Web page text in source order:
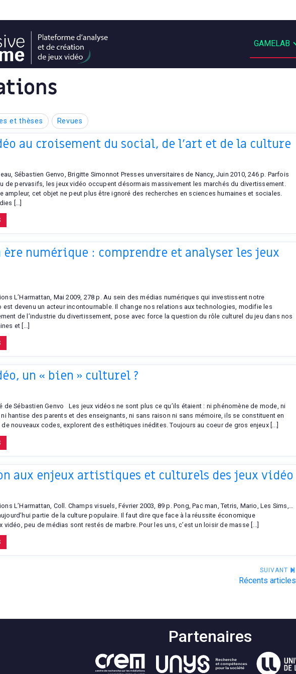
GAMELAB
et thèses Revues
au croisement du social, de l’art et de la culture
Sébastien Genvo, Brigitte Simonnot Presses unversitaires de Nancy, Juin 2010, 246 p. Parfois
de pervasifs, les jeux vidéo occupent désormais massivement les marchés du divertissement.
ampleur, cet objet ne peut plus être ignoré des recherches en sciences humaines et sociales.
[...]
ère numérique : comprendre et analyser les jeux
L’Harmattan, Mai 2009, 278 p. Au sein des médias numériques qui investissent notre
est devenu un acteur incontournable. Il change nos relations aux technologies, modifie les
de l’industrie du divertissement, pose avec force la question du rôle culturel du jeu dans nos
et [...]
un « bien » culturel ?
de Sébastien Genvo Les jeux vidéos ne sont plus ce qu’ils étaient : ni phénomène de mode, ni
hantise des parents et des enseignants, ni sans raison ni sans mémoire, ils se constituent en
nouveaux codes, explorent des esthétiques inédites. Toujours au coeur de gros enjeux [...]
aux enjeux artistiques et culturels des jeux vidéo
L’Harmattan, Coll. Champs visuels, Février 2003, 89 p. Pong, Pac man, Tetris, Mario, Les Sims,…
partie de la culture populaire. Il faut dire que face à la réussite économique
vidéo, peu de médias sont restés de marbre. Pour les uns, c’est un loisir de masse [...]
SUIVANT
Récents articles
Partenaires